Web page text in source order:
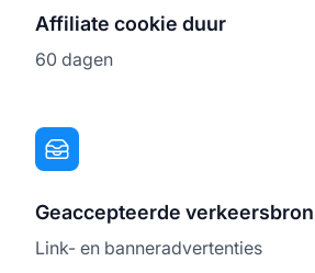
Affiliate cookie duur
60 dagen
Geaccepteerde verkeersbron
Link- en banneradvertenties